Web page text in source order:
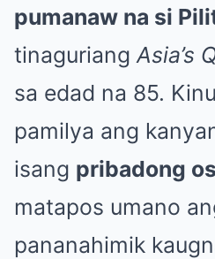
pumanaw na si
tinaguriang Asia’s
sa edad na 85.
pamilya ang
isang pribadong
matapos umano
pananahimik